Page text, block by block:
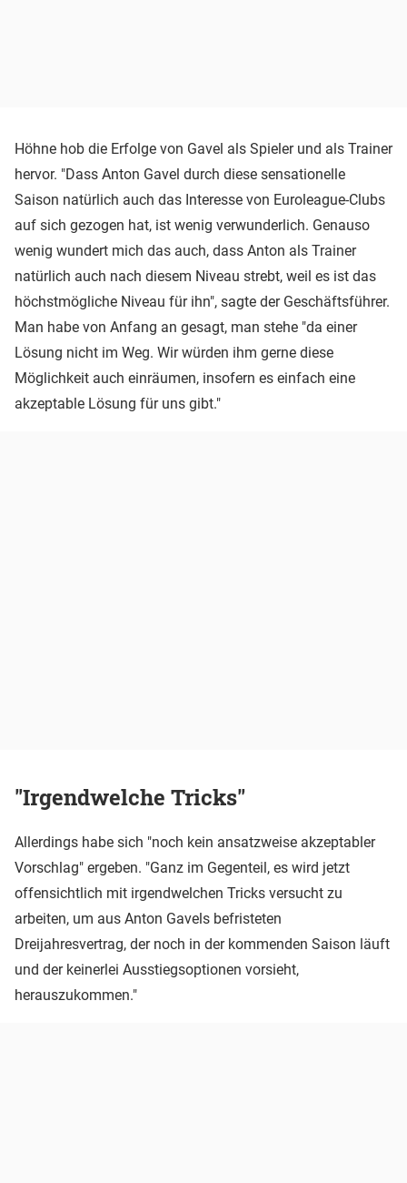
Höhne hob die Erfolge von Gavel als Spieler und als Trainer
hervor. "Dass Anton Gavel durch diese sensationelle
Saison natürlich auch das Interesse von Euroleague-Clubs
auf sich gezogen hat, ist wenig verwunderlich. Genauso
wenig wundert mich das auch, dass Anton als Trainer
natürlich auch nach diesem Niveau strebt, weil es ist das
höchstmögliche Niveau für ihn", sagte der Geschäftsführer.
Man habe von Anfang an gesagt, man stehe "da einer
Lösung nicht im Weg. Wir würden ihm gerne diese
Möglichkeit auch einräumen, insofern es einfach eine
akzeptable Lösung für uns gibt."
"Irgendwelche Tricks"
Allerdings habe sich "noch kein ansatzweise akzeptabler
Vorschlag" ergeben. "Ganz im Gegenteil, es wird jetzt
offensichtlich mit irgendwelchen Tricks versucht zu
arbeiten, um aus Anton Gavels befristeten
Dreijahresvertrag, der noch in der kommenden Saison läuft
und der keinerlei Ausstiegsoptionen vorsieht,
herauszukommen."